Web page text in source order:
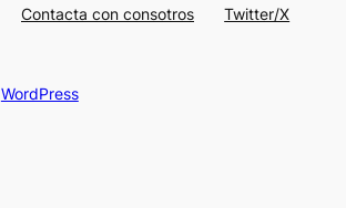
Contacta con consotros
Twitter/X
WordPress